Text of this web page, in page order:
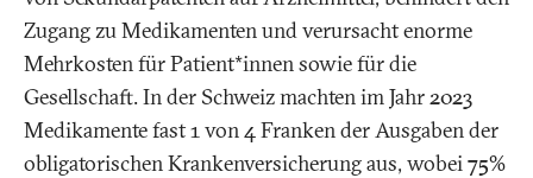
Zugang zu Medikamenten und verursacht enorme
Mehrkosten für Patient*innen sowie für die
Gesellschaft. In der Schweiz machten im Jahr 2023
Medikamente fast 1 von 4 Franken der Ausgaben der
obligatorischen Krankenversicherung aus, wobei 75%